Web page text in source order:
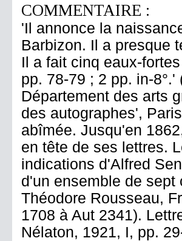
COMMENTAIRE :
'Il annonce la
Barbizon. Il a presque
Il a fait cinq eaux-
pp. 78-79 ; 2 pp. in-
Département des arts
des autographes',
abîmée. Jusqu'en
en tête de ses lettres.
indications d'Alfred
d'un ensemble de sept
Théodore Rousseau,
1708 à Aut 2341).
Nélaton, 1921, I, pp.